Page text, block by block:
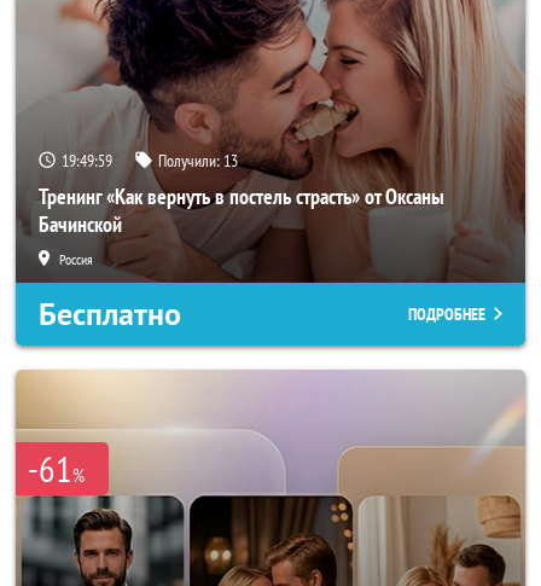
19:49:57 Получили: 13
Тренинг «Как вернуть в постель страсть» от Оксаны
Бачинской
Россия
Бесплатно ПОДРОБНЕЕ
-61%